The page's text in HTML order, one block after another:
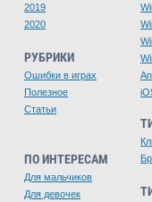
2019
2020
РУБРИКИ
Ошибки в играх
Полезное
Статьи
ПО ИНТЕРЕСАМ
Для мальчиков
Для девочек